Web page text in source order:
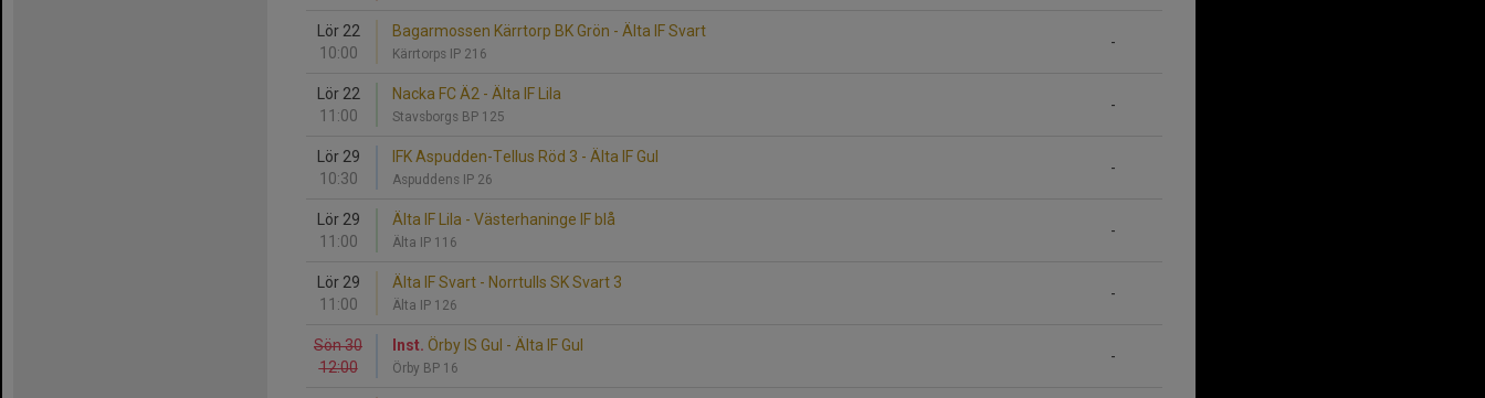
Lör 22
10:00
-
Bagarmossen Kärrtorp BK Grön - Älta IF Svart
Kärrtorps IP 216
Lör 22
11:00
-
Nacka FC Ä2 - Älta IF Lila
Stavsborgs BP 125
Lör 29
10:30
-
IFK Aspudden-Tellus Röd 3 - Älta IF Gul
Aspuddens IP 26
Lör 29
11:00
-
Älta IF Lila - Västerhaninge IF blå
Älta IP 116
Lör 29
11:00
-
Älta IF Svart - Norrtulls SK Svart 3
Älta IP 126
Sön 30
12:00
-
Inst. Örby IS Gul - Älta IF Gul
Örby BP 16